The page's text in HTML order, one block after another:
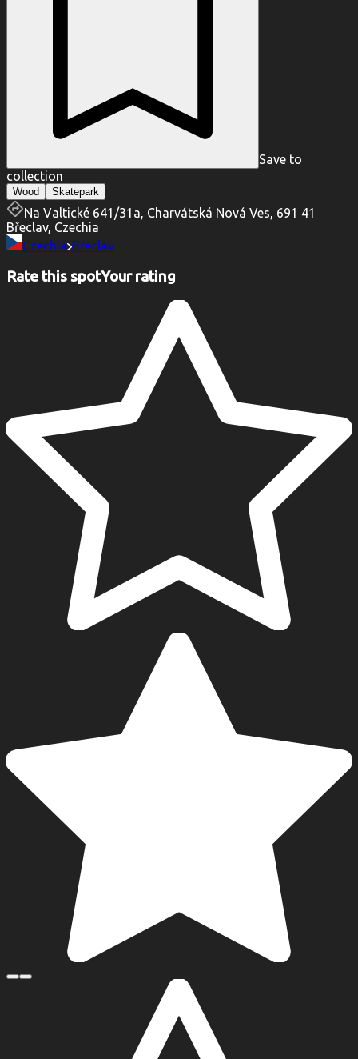
Save to
collection
Wood Skatepark
Na Valtické 641/31a, Charvátská Nová Ves, 691 41
Břeclav, Czechia
Czechia Břeclav
Rate this spotYour rating